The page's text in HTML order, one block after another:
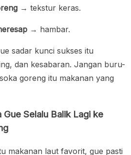
→ tekstur keras.
→ hambar.
sadar kunci sukses itu
dan kesabaran. Jangan buru-
goreng itu makanan yang
Gue Selalu Balik Lagi ke
makanan laut favorit, gue pasti